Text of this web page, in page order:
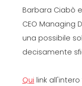
Barbara Ciabò
CEO Managing
una possibile
decisamente
Qui link